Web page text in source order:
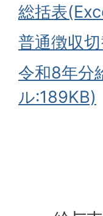
総括表
普通徴収
令和8年分
ル:189KB)